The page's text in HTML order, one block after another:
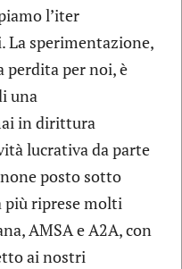
l’iter
La sperimentazione,
perdita per noi, è
una
in dirittura
lucrativa da parte
posto sotto
più riprese molti
AMSA e A2A, con
ai nostri